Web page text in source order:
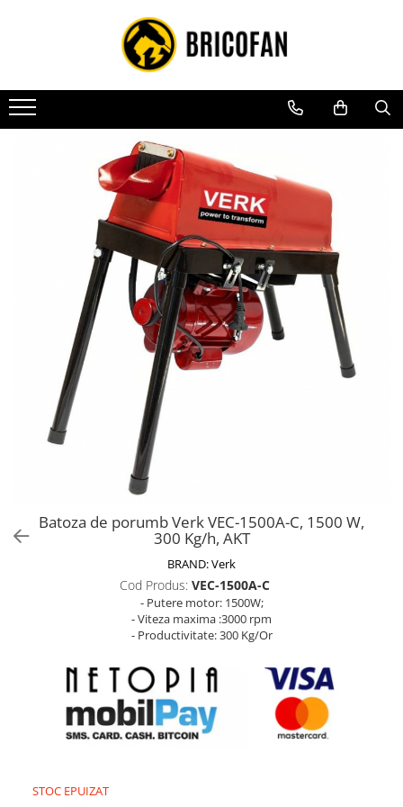
Toate Produsele
Vehicule electrice
Atv
Piese de schimb vehicule electrice
Scutere electrice
Scutere pe benzina
Tricicluri cargo fara permis
Tricicluri persoane
Trotinete electrice
Biciclete, trotinete, triciclete
Biciclete electrice
Motoburghie si accesorii
Drujbe, fierastraie electrice
Consumabile drujbe, fierastraie
Drujbe electrice
Unelte electrice busteni
Batoze - mori desfacat porumb
Batoza de porumb Verk VEC-1500A-C, 1500 W,
300 Kg/h, AKT
BRAND:Verk
Cod Produs: VEC-1500A-C
- Putere motor: 1500W;
- Viteza maxima :3000 rpm
- Productivitate: 300 Kg/Or
STOC EPUIZAT